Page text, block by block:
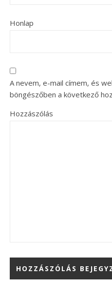
Honlap
A nevem, e-mail címem, és
böngészőben a következő
Hozzászólás